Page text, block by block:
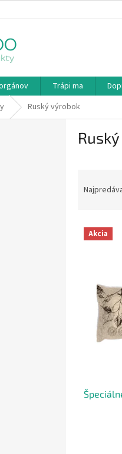
Trápi ma
Ruský výrobok
nV Akcia